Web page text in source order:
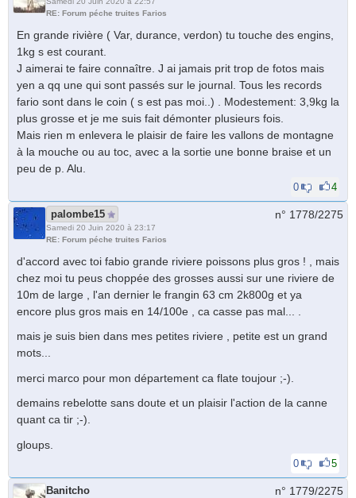
RE: Forum péche truites Farios
En grande rivière ( Var, durance, verdon) tu touche des engins,
1kg s est courant.
J aimerai te faire connaître. J ai jamais prit trop de fotos mais
yen a qq une qui sont passés sur le journal. Tous les records
fario sont dans le coin ( s est pas moi..) . Modestement: 3,9kg la
plus grosse et je me suis fait démonter plusieurs fois.
Mais rien m enlevera le plaisir de faire les vallons de montagne
à la mouche ou au toc, avec a la sortie une bonne braise et un
peu de p. Alu.
0 4
palombe15
Samedi 20 Juin 2020 à 23:17
RE: Forum péche truites Farios
n° 1778/2275
d'accord avec toi fabio grande riviere poissons plus gros ! , mais
chez moi tu peus choppée des grosses aussi sur une riviere de
10m de large , l'an dernier le frangin 63 cm 2k800g et ya
encore plus gros mais en 14/100e , ca casse pas mal... .
mais je suis bien dans mes petites riviere , petite est un grand
mots...
merci marco pour mon département ca flate toujour ;-).
demains rebelotte sans doute et un plaisir l'action de la canne
quant ca tir ;-).
gloups.
0 5
Banitcho n° 1779/2275